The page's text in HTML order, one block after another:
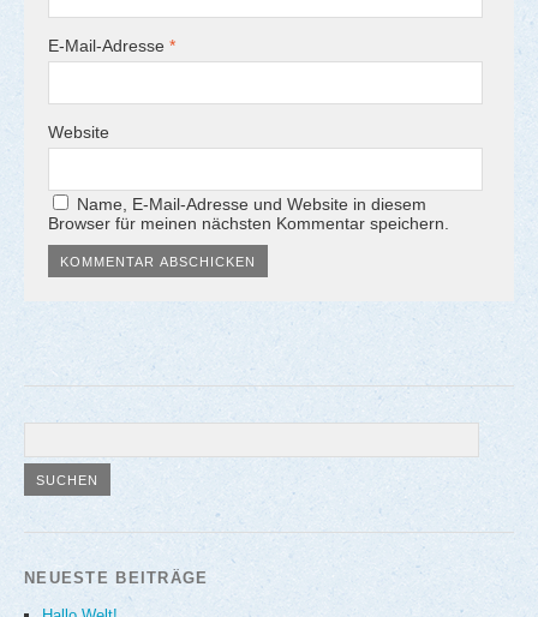
E-Mail-Adresse *
Website
Name, E-Mail-Adresse und Website in diesem
Browser für meinen nächsten Kommentar speichern.
NEUESTE BEITRÄGE